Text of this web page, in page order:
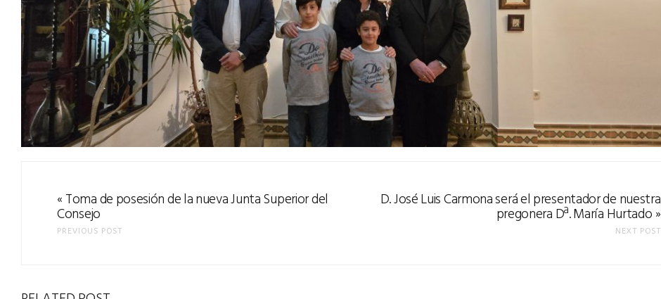
« Toma de posesión de la nueva Junta Superior del
Consejo
PREVIOUS POST
D. José Luis Carmona será el presentador de nuestra
pregonera Dª. María Hurtado »
NEXT POST